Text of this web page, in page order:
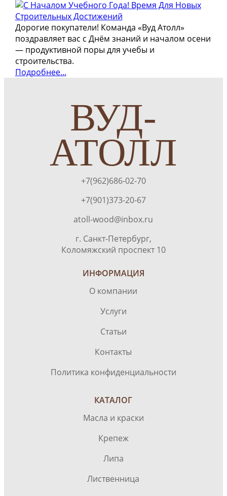
Дорогие покупатели! Команда «Вуд Атолл»
поздравляет вас с Днём знаний и началом осени
— продуктивной поры для учебы и
строительства.
Подробнее...
ВУД-
АТОЛЛ
+7(962)686-02-70
+7(901)373-20-67
atoll-wood@inbox.ru
г. Санкт-Петербург,
Коломяжский проспект 10
ИНФОРМАЦИЯ
О компании
Услуги
Статьи
Контакты
Политика конфиденциальности
КАТАЛОГ
Масла и краски
Крепеж
Липа
Лиственница